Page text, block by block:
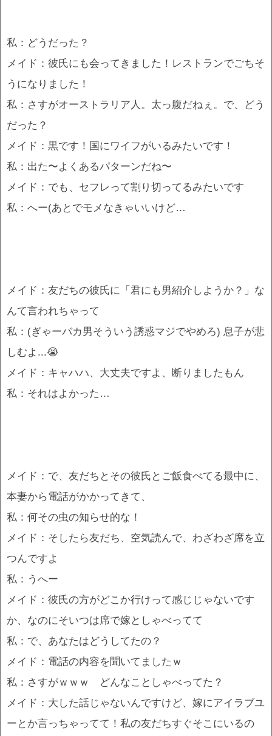
私：どうだった？
メイド：彼氏にも会ってきました！レストランでごちそ
うになりました！
私：さすがオーストラリア人。太っ腹だねぇ。で、どう
だった？
メイド：黒です！国にワイフがいるみたいです！
私：出た〜よくあるパターンだね〜
メイド：でも、セフレって割り切ってるみたいです
私：へー(あとでモメなきゃいいけど…
メイド：友だちの彼氏に「君にも男紹介しようか？」な
んて言われちゃって
私：(ぎゃーバカ男そういう誘惑マジでやめろ) 息子が悲
しむよ...😭
メイド：キャハハ、大丈夫ですよ、断りましたもん
私：それはよかった…
メイド：で、友だちとその彼氏とご飯食べてる最中に、
本妻から電話がかかってきて、
私：何その虫の知らせ的な！
メイド：そしたら友だち、空気読んで、わざわざ席を立
つんですよ
私：うへー
メイド：彼氏の方がどこか行けって感じじゃないです
か、なのにそいつは席で嫁としゃべってて
私：で、あなたはどうしてたの？
メイド：電話の内容を聞いてましたｗ
私：さすがｗｗｗ どんなことしゃべってた？
メイド：大した話じゃないんですけど、嫁にアイラブユ
ーとか言っちゃってて！私の友だちすぐそこにいるの